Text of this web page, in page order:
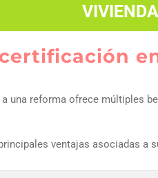
VIVIENDA
una reforma ofrece múltiples
ventajas asociadas a